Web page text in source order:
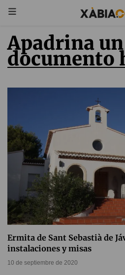
Apadrina un
documento
Ermita de Sant Sebastià de
instalaciones y misas
10 de septiembre de 2020